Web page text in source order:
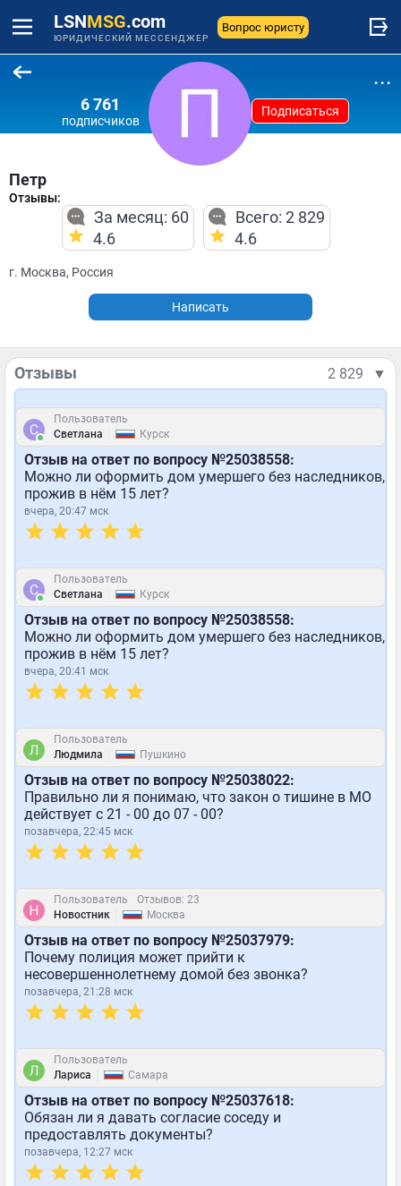
LSNMSG.com
ЮРИДИЧЕСКИЙ МЕССЕНДЖЕР
Вопрос юристу
6 761
подписчиков
Подписаться
...
Петр
Отзывы:
За месяц: 60
4.6
Всего: 2 829
4.6
г. Москва, Россия
Написать
Отзывы 2 829 ▼
Пользователь
Светлана
Курск
Отзыв на ответ по вопросу №25038558:
Можно ли оформить дом умершего без наследников,
прожив в нём 15 лет?
вчера, 20:47 мск
Пользователь
Светлана
Курск
Отзыв на ответ по вопросу №25038558:
Можно ли оформить дом умершего без наследников,
прожив в нём 15 лет?
вчера, 20:41 мск
Пользователь
Людмила
Пушкино
Отзыв на ответ по вопросу №25038022:
Правильно ли я понимаю, что закон о тишине в МО
действует с 21 - 00 до 07 - 00?
позавчера, 22:45 мск
Пользователь
Отзывов: 23
Новостник
Москва
Отзыв на ответ по вопросу №25037979:
Почему полиция может прийти к
несовершеннолетнему домой без звонка?
позавчера, 21:28 мск
Пользователь
Лариса
Самара
Отзыв на ответ по вопросу №25037618:
Обязан ли я давать согласие соседу и
предоставлять документы?
позавчера, 12:27 мск